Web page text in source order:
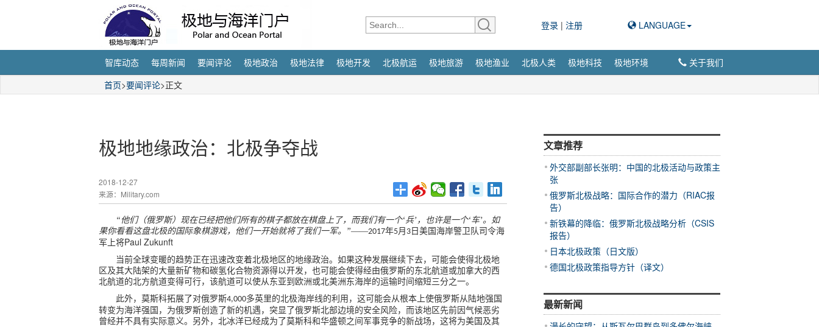
登录 | 注册 LANGUAGE
智库动态 每周新闻 要闻评论 极地政治 极地法律 极地开发 北极航运 极地旅游 极地渔业 北极人类 极地科技 极地环境
关于我们
首页>要闻评论>正文
极地地缘政治：北极争夺战
2018-12-27
来源：Military.com
“他们（俄罗斯）现在已经把他们所有的棋子都放在棋盘上了，而我们有一个‘兵’，也许是一个‘车’。如
果你看看这盘北极的国际象棋游戏，他们一开始就将了我们一军。”——2017年5月 3 日美国海岸警卫队司令海
军上将Paul Zukunft
当前全球变暖的趋势正在迅速改变着北极地区的地缘政治。如果这种发展继续下去，可能会使得北极地
区及其大陆架的大量新矿物和碳氢化合物资源得以开发，也可能会使得经由俄罗斯的东北航道或加拿大的西
北航道的北方航道变得可行，该航道可以使从东亚到欧洲或北美洲东海岸的运输时间缩短三分之一。
此外，莫斯科拓展了对俄罗斯4,000多英里的北极海岸线的利用，这可能会从根本上使俄罗斯从陆地强国
转变为海洋强国，为俄罗斯创造了新的机遇，突显了俄罗斯北部边境的安全风险，而该地区先前因气候恶劣
曾经并不具有实际意义。另外，北冰洋已经成为了莫斯科和华盛顿之间军事竞争的新战场，这将为美国及其
文章推荐
外交部副部长张明：中国的北极活动与政策主
张
俄罗斯北极战略：国际合作的潜力（RIAC报
告）
新铁幕的降临：俄罗斯北极战略分析（CSIS
报告）
日本北极政策（日文版）
德国北极政策指导方针（译文）
最新新闻